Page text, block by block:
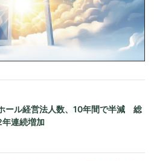
ール経営法人数、10年間で半減 総
連続増加